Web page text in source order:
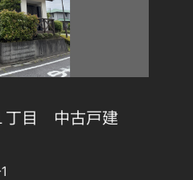
丁目 中古戸建